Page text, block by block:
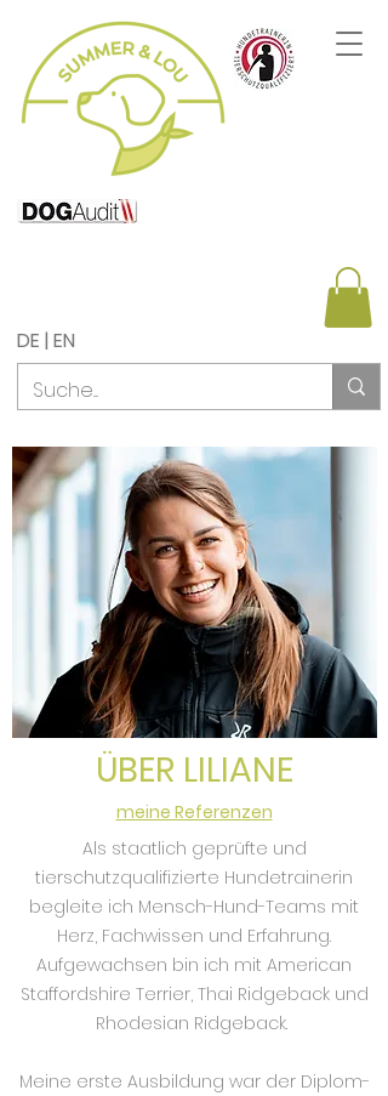
DE | EN
ÜBER LILIANE
meine Referenzen
Als staatlich geprüfte und
tierschutzqualifizierte Hundetrainerin
begleite ich Mensch-Hund-Teams mit
Herz, Fachwissen und Erfahrung.
Aufgewachsen bin ich mit American
Staffordshire Terrier, Thai Ridgeback und
Rhodesian Ridgeback.
Meine erste Ausbildung war der Diplom-